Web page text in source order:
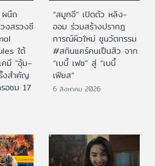
ผนึก
งสรวงซี
ใต้
คมี "อุ้ม–
งสำคัญ
อชม 17
“สมูทอี” เปิดตัว หลิง-
ออม ร่วมสร้างปรากฎ
การณ์ผิวใหม่ ชูนวัตกรรม
#สกินแคร์คนเป็นสิว จาก
“เบบี้ เฟซ” สู่ “เบบี้
เฟียส”
6 สิงหาคม 2026